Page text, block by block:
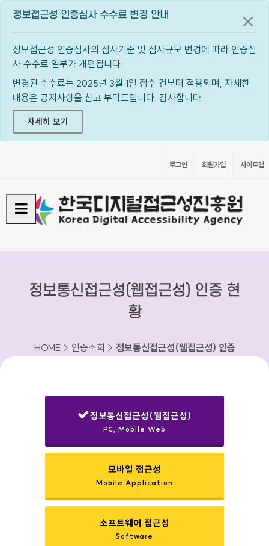
정보접근성 인증심사 수수료 변경 안내
정보접근성 인증심사의 심사기준 및 심사규모 변경에 따라 인증심
사 수수료 일부가 개편됩니다.
변경된 수수료는 2025년 3월 1일 접수 건부터 적용되며, 자세한
내용은 공지사항을 참고 부탁드립니다. 감사합니다.
자세히 보기
공지
로그인 회원가입 사이트맵
정보통신접근성(웹접근성) 인증 현
황
HOME > 인증조회 > 정보통신접근성(웹접근성) 인증
정보통신접근성(웹접근성)
PC, Mobile Web
모바일 접근성
Mobile Application
소프트웨어 접근성
Software